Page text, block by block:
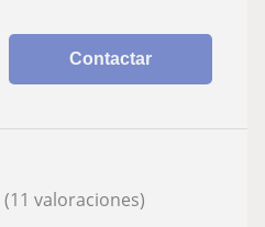
Contactar
(11 valoraciones)